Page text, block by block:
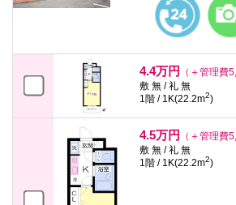
4.4万円
（＋管理費
敷 無 / 礼 無
1階 / 1K(22.2m2)
4.5万円
（＋管理費
敷 無 / 礼 無
1階 / 1K(22.2m2)